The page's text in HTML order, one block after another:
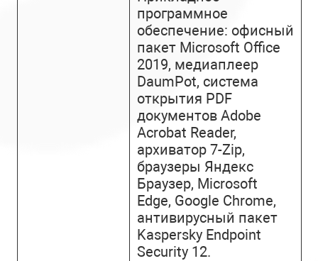
программное
обеспечение: офисный
пакет Microsoft Office
2019, медиаплеер
DaumPot, система
открытия PDF
документов Adobe
Acrobat Reader,
архиватор 7-Zip,
браузеры Яндекс
Браузер, Microsoft
Edge, Google Chrome,
антивирусный пакет
Kaspersky Endpoint
Security 12.